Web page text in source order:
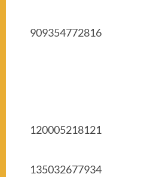
909354772816
120005218121
135032677934